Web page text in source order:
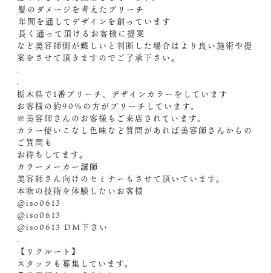
️髪のダメージを考えたブリーチ
️年間を通してデザインを創っています
️長く通って頂けるお客様に提案
など美容師側が難しいと判断した場合はより良い施術や提
案をさせて頂きますのでご了承下さい。
.
.
栃木県で1番ブリーチ、デザインカラーをしています
お客様の約90%の方がブリーチしています。
※美容師さんのお客様もご来店されています。
カラー使いこなし色味など質問があれば美容師さんからの
ご質問も
お待ちしてます。
カラーメーカー講師
美容師さん向けのセミナーもさせて頂いています。
本物の技術を体験したいお客様
@iso0613
@iso0613
@iso0613 ︎DM️下さい
.
【リクルート】
スタッフも募集しています。